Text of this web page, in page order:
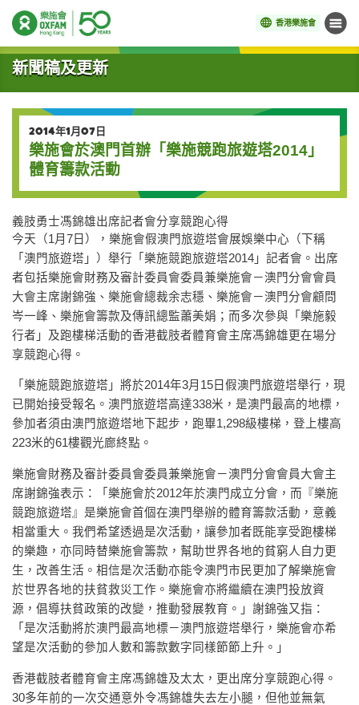
香港樂施會 目錄
開始主要內容
新聞稿及更新
2014年1月07日
樂施會於澳門首辦「樂施競跑旅遊塔2014」
體育籌款活動
義肢勇士馮錦雄出席記者會分享競跑心得
今天（1月7日），樂施會假澳門旅遊塔會展娛樂中心（下稱
「澳門旅遊塔」）舉行「樂施競跑旅遊塔2014」記者會。出席
者包括樂施會財務及審計委員會委員兼樂施會－澳門分會會員
大會主席謝錦強、樂施會總裁余志穩、樂施會－澳門分會顧問
岑一峰、樂施會籌款及傳訊總監蕭美娟；而多次參與「樂施毅
行者」及跑樓梯活動的香港截肢者體育會主席馮錦雄更在場分
享競跑心得。
「樂施競跑旅遊塔」將於2014年3月15日假澳門旅遊塔舉行，現
已開始接受報名。澳門旅遊塔高達338米，是澳門最高的地標，
參加者須由澳門旅遊塔地下起步，跑畢1,298級樓梯，登上樓高
223米的61樓觀光廊終點。
樂施會財務及審計委員會委員兼樂施會－澳門分會會員大會主
席謝錦強表示：「樂施會於2012年於澳門成立分會，而『樂施
競跑旅遊塔』是樂施會首個在澳門舉辦的體育籌款活動，意義
相當重大。我們希望透過是次活動，讓參加者既能享受跑樓梯
的樂趣，亦同時替樂施會籌款，幫助世界各地的貧窮人自力更
生，改善生活。相信是次活動亦能令澳門市民更加了解樂施會
於世界各地的扶貧救災工作。樂施會亦將繼續在澳門投放資
源，倡導扶貧政策的改變，推動發展教育。」謝錦強又指：
「是次活動將於澳門最高地標－澳門旅遊塔舉行，樂施會亦希
望是次活動的參加人數和籌款數字同樣節節上升。」
香港截肢者體育會主席馮錦雄及太太，更出席分享競跑心得。
30多年前的一次交通意外令馮錦雄失去左小腿，但他並無氣